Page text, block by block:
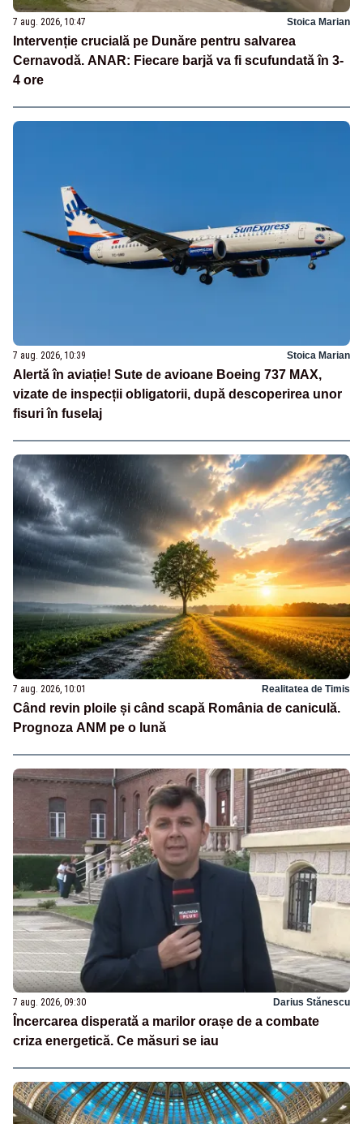
7 aug. 2026, 10:47 Stoica Marian
Intervenție crucială pe Dunăre pentru salvarea
Cernavodă. ANAR: Fiecare barjă va fi scufundată în 3-
4 ore
7 aug. 2026, 10:39 Stoica Marian
Alertă în aviație! Sute de avioane Boeing 737 MAX,
vizate de inspecții obligatorii, după descoperirea unor
fisuri în fuselaj
7 aug. 2026, 10:01 Realitatea de Timis
Când revin ploile și când scapă România de caniculă.
Prognoza ANM pe o lună
7 aug. 2026, 09:30 Darius Stănescu
Încercarea disperată a marilor orașe de a combate
criza energetică. Ce măsuri se iau